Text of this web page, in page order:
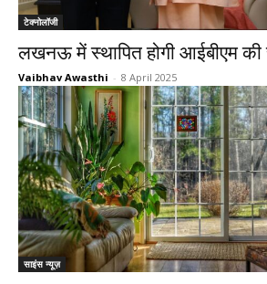
टेक्नोलॉजी
लखनऊ में स्थापित होगी आईबीएम
Vaibhav Awasthi - 8 April 2025
साइंस न्यूज़